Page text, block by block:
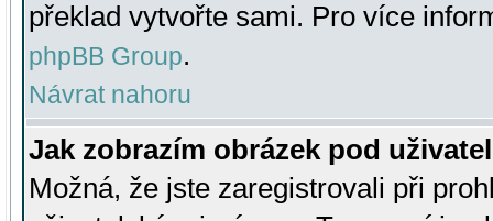
překlad vytvořte sami. Pro více
phpBB Group.
Návrat nahoru
Jak zobrazím obrázek pod
Možná, že jste zaregistrovali při